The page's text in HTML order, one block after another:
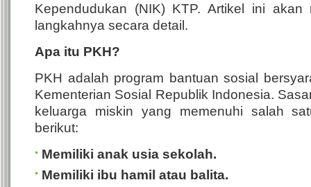
Kependudukan (NIK) KTP.Artikel ini akan
langkahnya secara detail.
Apa itu PKH?
PKH adalah program bantuan sosial
Kementerian Sosial Republik Indonesia.
keluarga miskin yang memenuhi salah
berikut:
Memiliki anak usia sekolah.
Memiliki ibu hamil atau balita.